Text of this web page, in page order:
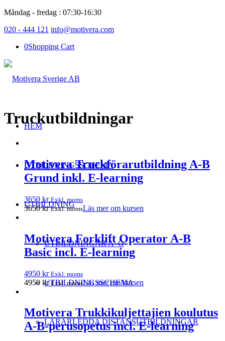
Måndag - fredag : 07:30-16:30
020 - 444 121 info@motivera.com
0Shopping Cart
HEM
UTBILDNINGSSCHEMA
UTBILDNING
UTBILDNINGAR A–Ö
UTBILDNINGSSCHEMA
LÄRARLEDDA DISTANSUTBILDNINGAR
Truckutbildningar
Motivera Truckförarutbildning A-B
Grund inkl. E-learning
3650 kr Exkl. moms
3650kr Exkl. momsLäs mer om kursen
Motivera Forklift Operator A-B
Basic incl. E-learning
4950 kr Exkl. moms
4950 kr Exkl. momsLäs mer om kursen
Motivera Trukkikuljettajien koulutus
A-B-perusopetus incl. E-learning